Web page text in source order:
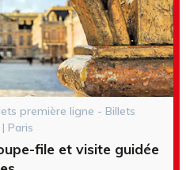
première ligne - Billets
Paris
file et visite guidée